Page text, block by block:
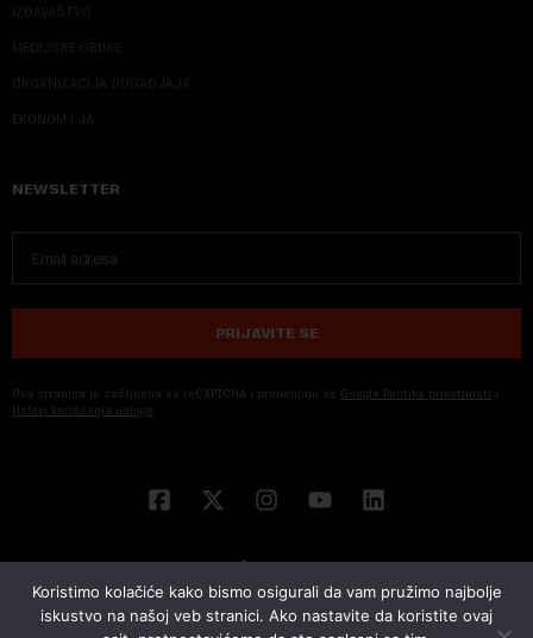
IZDAVAŠTVO
MEDIJSKE OBUKE
ORGANIZACIJA DOGADJAJA
EKONOM I JA
NEWSLETTER
PRIJAVITE SE
Ova stranica je zaštićena sa reCAPTCHA i primenjuju se Google Politika privatnosti i
Uslovi korišćenja usluge
Koristimo kolačiće kako bismo osigurali da vam pružimo najbolje
iskustvo na našoj veb stranici. Ako nastavite da koristite ovaj